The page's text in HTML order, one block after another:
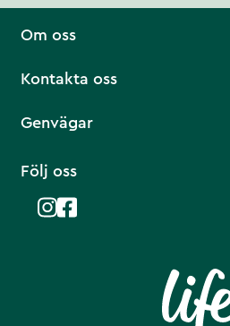
Om oss
Kontakta oss
Genvägar
Följ oss